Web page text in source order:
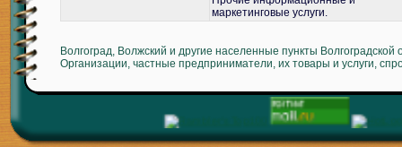
маркетинговые услуги.
Волгоград, Волжский и другие населенные пункты Волгоградской
Организации, частные предприниматели, их товары и услуги,